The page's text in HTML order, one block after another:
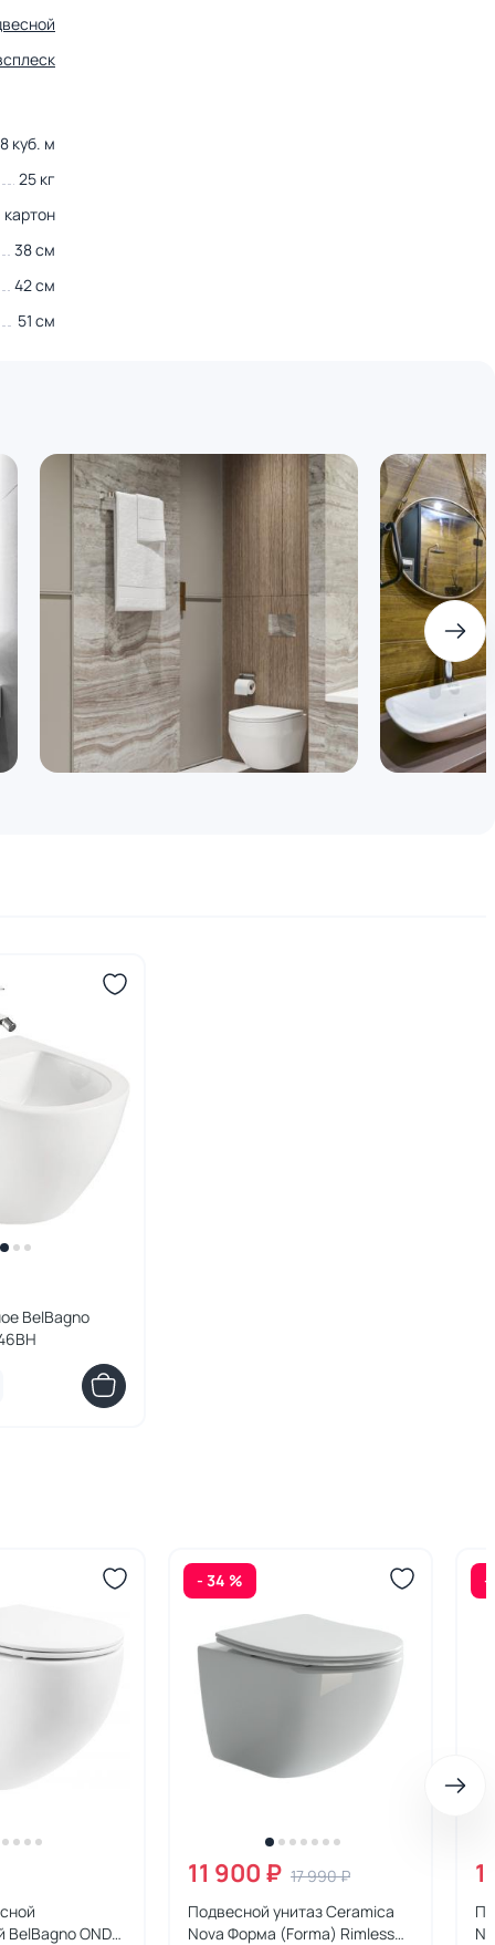
куб. м
25 кг
картон
38 см
42 см
51 см
BelBagno
BelBagno ONDA
- 34 %
11 900 ₽ 17 990 ₽
Подвесной унитаз Ceramica
Nova Форма (Forma) Rimless
-